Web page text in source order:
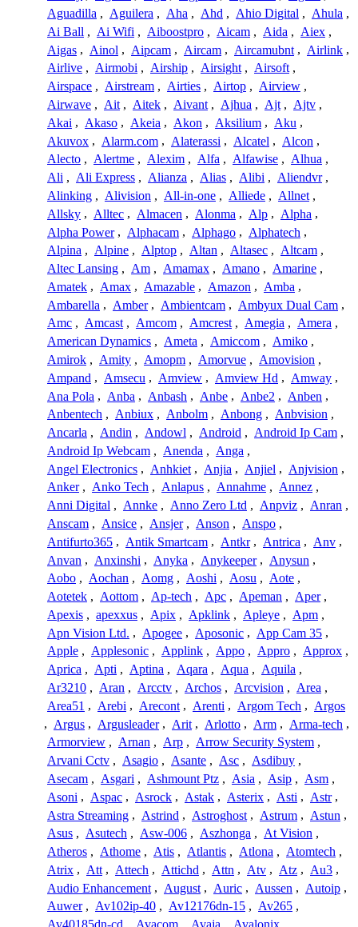
Aguadilla , Aguilera , Aha , Ahd , Ahio Digital , Ahula ,
Ai Ball , Ai Wifi , Aiboostpro , Aicam , Aida , Aiex ,
Aigas , Ainol , Aipcam , Aircam , Aircamubnt , Airlink ,
Airlive , Airmobi , Airship , Airsight , Airsoft ,
Airspace , Airstream , Airties , Airtop , Airview ,
Airwave , Ait , Aitek , Aivant , Ajhua , Ajt , Ajtv ,
Akai , Akaso , Akeia , Akon , Aksilium , Aku ,
Akuvox , Alarm.com , Alaterassi , Alcatel , Alcon ,
Alecto , Alertme , Alexim , Alfa , Alfawise , Alhua ,
Ali , Ali Express , Alianza , Alias , Alibi , Aliendvr ,
Alinking , Alivision , All-in-one , Alliede , Allnet ,
Allsky , Alltec , Almacen , Alonma , Alp , Alpha ,
Alpha Power , Alphacam , Alphago , Alphatech ,
Alpina , Alpine , Alptop , Altan , Altasec , Altcam ,
Altec Lansing , Am , Amamax , Amano , Amarine ,
Amatek , Amax , Amazable , Amazon , Amba ,
Ambarella , Amber , Ambientcam , Ambyux Dual Cam ,
Amc , Amcast , Amcom , Amcrest , Amegia , Amera ,
American Dynamics , Ameta , Amiccom , Amiko ,
Amirok , Amity , Amopm , Amorvue , Amovision ,
Ampand , Amsecu , Amview , Amview Hd , Amway ,
Ana Pola , Anba , Anbash , Anbe , Anbe2 , Anben ,
Anbentech , Anbiux , Anbolm , Anbong , Anbvision ,
Ancarla , Andin , Andowl , Android , Android Ip Cam ,
Android Ip Webcam , Anenda , Anga ,
Angel Electronics , Anhkiet , Anjia , Anjiel , Anjvision ,
Anker , Anko Tech , Anlapus , Annahme , Annez ,
Anni Digital , Annke , Anno Zero Ltd , Anpviz , Anran ,
Anscam , Ansice , Ansjer , Anson , Anspo ,
Antifurto365 , Antik Smartcam , Antkr , Antrica , Anv ,
Anvan , Anxinshi , Anyka , Anykeeper , Anysun ,
Aobo , Aochan , Aomg , Aoshi , Aosu , Aote ,
Aotetek , Aottom , Ap-tech , Apc , Apeman , Aper ,
Apexis , apexxus , Apix , Apklink , Apleye , Apm ,
Apn Vision Ltd. , Apogee , Aposonic , App Cam 35 ,
Apple , Applesonic , Applink , Appo , Appro , Approx ,
Aprica , Apti , Aptina , Aqara , Aqua , Aquila ,
Ar3210 , Aran , Arcctv , Archos , Arcvision , Area ,
Area51 , Arebi , Arecont , Arenti , Argom Tech , Argos
, Argus , Argusleader , Arit , Arlotto , Arm , Arma-tech ,
Armorview , Arnan , Arp , Arrow Security System ,
Arvani Cctv , Asagio , Asante , Asc , Asdibuy ,
Asecam , Asgari , Ashmount Ptz , Asia , Asip , Asm ,
Asoni , Aspac , Asrock , Astak , Asterix , Asti , Astr ,
Astra Streaming , Astrind , Astroghost , Astrum , Astun ,
Asus , Asutech , Asw-006 , Aszhonga , At Vision ,
Atheros , Athome , Atis , Atlantis , Atlona , Atomtech ,
Atrix , Att , Attech , Attichd , Attn , Atv , Atz , Au3 ,
Audio Enhancement , August , Auric , Aussen , Autoip ,
Auwer , Av102ip-40 , Av12176dn-15 , Av265 ,